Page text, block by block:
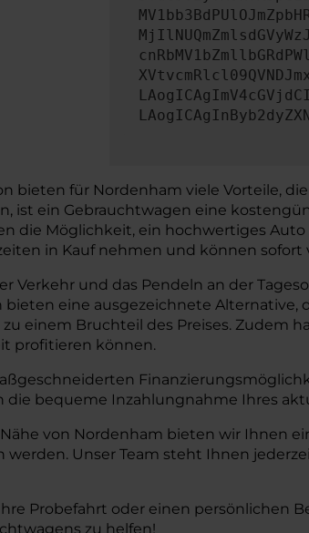
bieten für Nordenham viele Vorteile,
ist ein Gebrauchtwagen eine
die Möglichkeit, ein hochwertiges
in Kauf nehmen und können
Verkehr und das Pendeln an der
bieten eine ausgezeichnete
einem Bruchteil des Preises. Zudem
profitieren können.
bequeme Inzahlungnahme Ihres
von Nordenham bieten wir Ihnen
werden. Unser Team steht Ihnen
Probefahrt oder einen persönlichen
zu helfen!